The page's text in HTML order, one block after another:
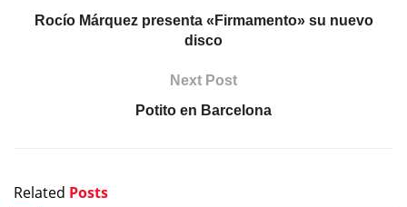
Rocío Márquez presenta «Firmamento» su nuevo
disco
Next Post
Potito en Barcelona
Related Posts